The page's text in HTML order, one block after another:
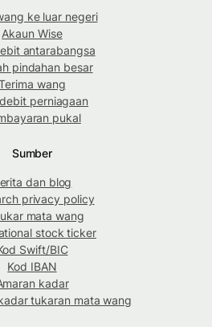
ke luar negeri
Akaun Wise
antarabangsa
pindahan besar
wang
perniagaan
pukal
Sumber
dan blog
privacy policy
mata wang
stock ticker
Swift/BIC
Kod IBAN
kadar
tukaran mata wang